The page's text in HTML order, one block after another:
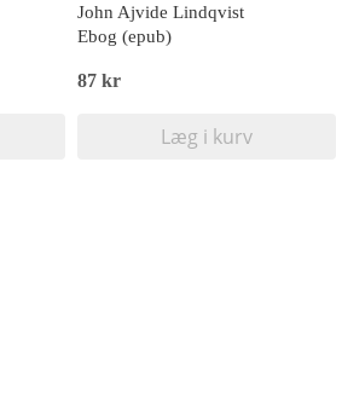
John Ajvide Lindqvist
Ebog (epub)
87 kr
Læg i kurv